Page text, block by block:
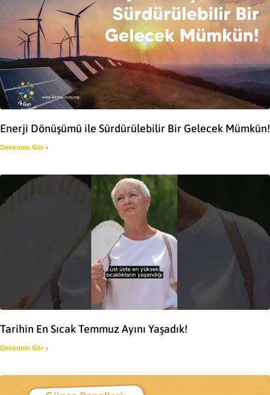
Enerji Dönüşümü ile Sürdürülebilir Bir Gelecek Mümkün!
Devamını Gör »
Tarihin En Sıcak Temmuz Ayını Yaşadık!
Devamını Gör »